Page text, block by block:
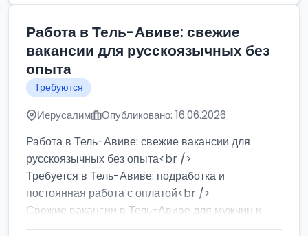
Работа в Тель-Авиве: свежие
вакансии для русскоязычных без
опыта
Требуются
Иерусалим Опубликовано: 16.06.2026
Работа в Тель-Авиве: свежие вакансии для
русскоязычных без опыта<br />
Требуется в Тель-Авиве: подработка и
постоянная работа с оплатой<br />
Свежие вакансии в Тель-Авиве для мужчин и
женщин от хозя...